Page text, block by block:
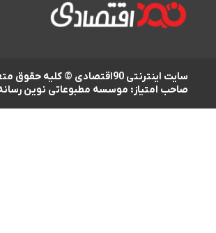
سایت اینترنتی 90اقتصادی © کلیه حقوق متعلق به سایت اینترنتی 90اقتصادی است
صاحب امتیاز: موسسه مطبوعاتی نوین